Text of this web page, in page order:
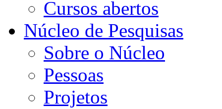
Cursos abertos
Núcleo de Pesquisas
Sobre o Núcleo
Pessoas
Projetos